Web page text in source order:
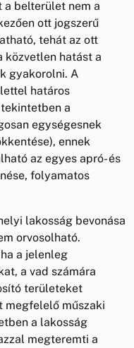
a belterület nem a
ott jogszerű
tehát az ott
közvetlen hatást a
gyakorolni. A
határos
a
egységesnek
ennek
az egyes apró- és
folyamatos
lakosság bevonása
orvosolható.
a jelenleg
a vad számára
területeket
megfelelő műszaki
a lakosság
megteremti a